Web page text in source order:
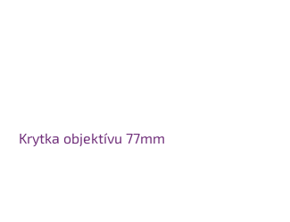
Krytka objektívu 77mm